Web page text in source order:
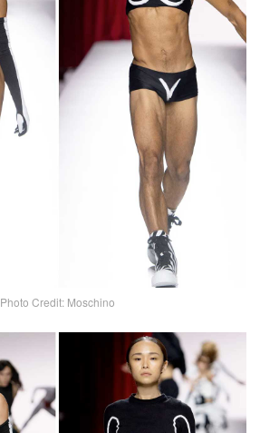
Photo Credit: Moschino